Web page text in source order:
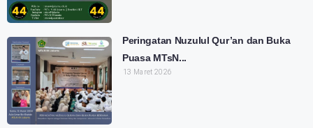
Peringatan Nuzulul Qur’an dan Buka
Puasa MTsN...
13 Maret 2026